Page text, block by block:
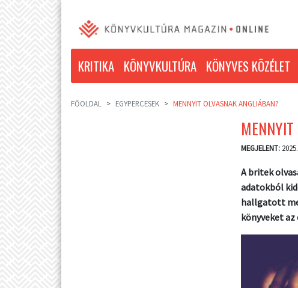
KRITIKA KÖNYVKULTÚRA KÖNYVES KÖZÉLET
FŐOLDAL EGYPERCESEK MENNYIT OLVASNAK ANGLIÁBAN?
MEGJELENT:
A britek
adatokból
hallgatott
könyveket